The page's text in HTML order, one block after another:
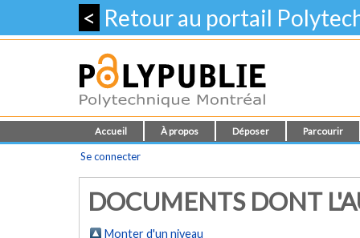
< Retour au portail
Accueil À propos Déposer Parcourir
Se connecter
DOCUMENTS DONT
Monter d'un niveau